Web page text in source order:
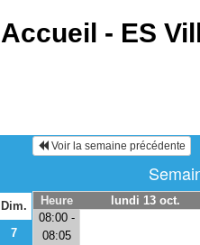
Accueil - ES
Dim.
7
Voir la semaine précédente
Heure lundi 13 oct.
08:00 -
08:05